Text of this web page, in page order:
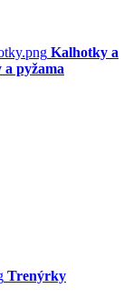
Kalhotky a
pyžama
Trenýrky